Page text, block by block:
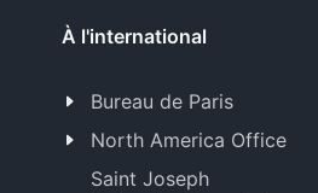
À l'international
Bureau de Paris
North America Office
Saint Joseph